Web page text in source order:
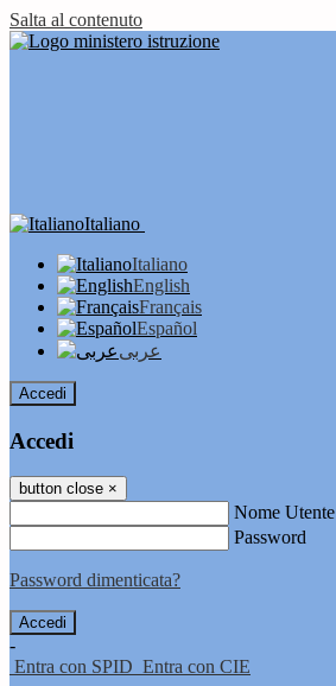
Salta al contenuto
Italiano
Italiano
English
Français
Español
عربى
Accedi
Accedi
button close ×
Nome Utente
Password
Password dimenticata?
-
Entra con SPID Entra con CIE